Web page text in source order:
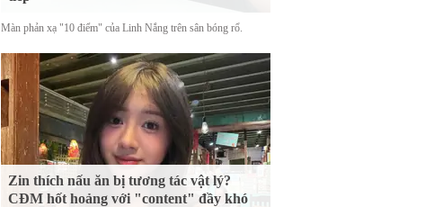
Màn phản xạ "10 điểm" của Linh Nắng trên sân bóng rổ.
Zin thích nấu ăn bị tương tác vật lý?
CĐM hốt hoảng với "content" đầy khó